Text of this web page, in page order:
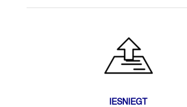
IESNIEGT